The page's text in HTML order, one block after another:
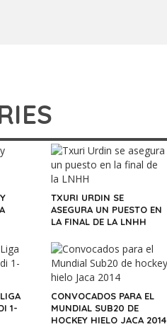
TXURI URDIN SE
ASEGURA UN PUESTO EN
LA FINAL DE LA LNHH
1-
CONVOCADOS PARA EL
MUNDIAL SUB20 DE
HOCKEY HIELO JACA 2014